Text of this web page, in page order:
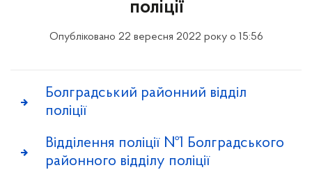
поліції
Опубліковано 22 вересня 2022 року о 15:56
Болградський районний відділ
поліції
Відділення поліції №1 Болградського
районного відділу поліції